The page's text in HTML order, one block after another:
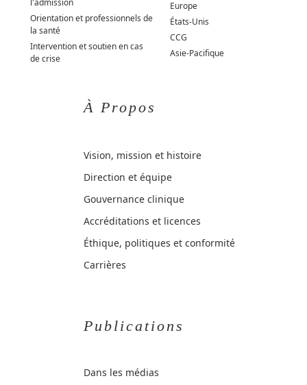
l'admission
Orientation et professionnels de
la santé
Intervention et soutien en cas
de crise
Europe
États-Unis
CCG
Asie-Pacifique
À Propos
Vision, mission et histoire
Direction et équipe
Gouvernance clinique
Accréditations et licences
Éthique, politiques et conformité
Carrières
Publications
Dans les médias